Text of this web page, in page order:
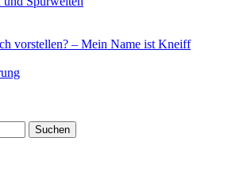
vorstellen? – Mein Name ist Kneiff